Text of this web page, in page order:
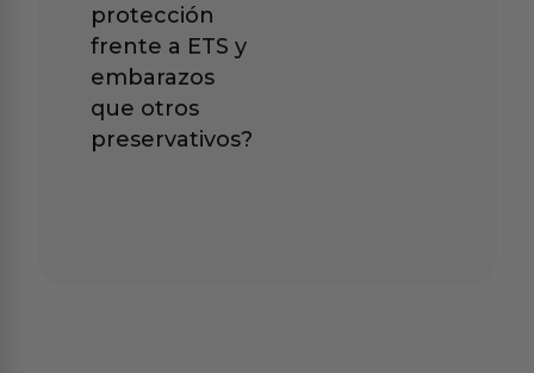
protección
frente a ETS y
embarazos
que otros
preservativos?